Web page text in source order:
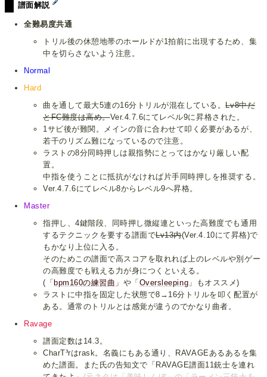
譜面解説
全難易度共通
トリル後の休憩地帯のホールドが1拍前に出現するため、集
中を切らさないよう注意。
Normal
Hard
曲を通して最大5連の16分トリルが混在している。Lv8中だ
とFC難度は高め。Ver.4.7.6にてレベル9に昇格された。
1サビ後が難関。メインの音に合わせて叩く必要があるが、
若干のリズム難になっているので注意。
ラストの8分同時押しは親指勢にとってはかなり厳しい配
置。
中指を使うことに抵抗がなければ片手同時押しを推奨する。
Ver.4.7.6にてレベル8からレベル9へ昇格。
Master
指押し、4鍵階段、同時押し微縦連といった高難度でも通用
するテクニックを要する譜面でLv13内(Ver.4.10にて昇格)で
もかなり上位に入る。
そのためこの譜面で高スコアを取れれば上のレベルや別ゲー
の高難度でも戦える力が身につくといえる。
(「 bpm160の練習曲 」や「 Oversleeping 」もオススメ)
ラストに中指を固定した状態で8→16分トリルを叩く配置が
ある。通常のトリルとは感覚が違うのでかなり曲者。
Ravage
譜面定数は14.3。
CharT³rはrask。名義にもある通り、RAVAGEあるあるを集
めた譜面。また氏の告知文で「RAVAGE譜面11銃士を連れ